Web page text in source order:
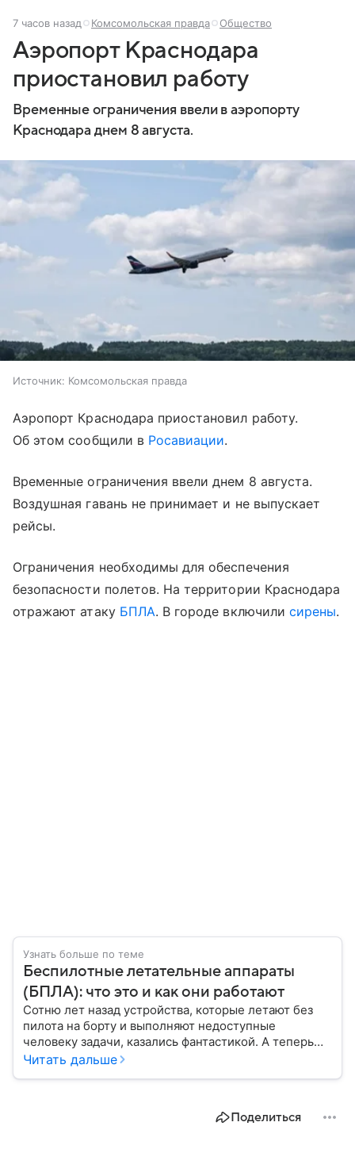
7 часов назад Комсомольская правда Общество
Аэропорт Краснодара
приостановил работу
Временные ограничения ввели в аэропорту
Краснодара днем 8 августа.
Источник: Комсомольская правда
Аэропорт Краснодара приостановил работу.
Об этом сообщили в Росавиации.
Временные ограничения ввели днем 8 августа.
Воздушная гавань не принимает и не выпускает
рейсы.
Ограничения необходимы для обеспечения
безопасности полетов. На территории Краснодара
отражают атаку БПЛА. В городе включили сирены.
Узнать больше по теме
Беспилотные летательные аппараты
(БПЛА): что это и как они работают
Сотню лет назад устройства, которые летают без
пилота на борту и выполняют недоступные
человеку задачи, казались фантастикой. А теперь
они стали реальностью: собрали главное о
Читать дальше
Поделиться